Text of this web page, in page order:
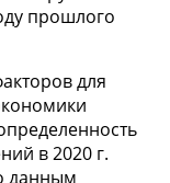
прошлого
для
в 2020 г.
данным